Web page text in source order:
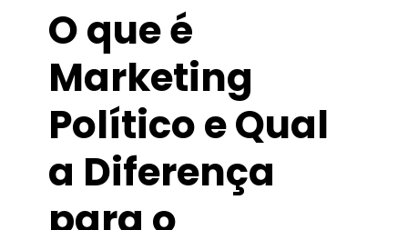
O que é
Marketing
Político e Qual
a Diferença